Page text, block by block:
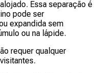
Essa separação é
pode ser
expandida sem
ou na lápide.
requer qualquer